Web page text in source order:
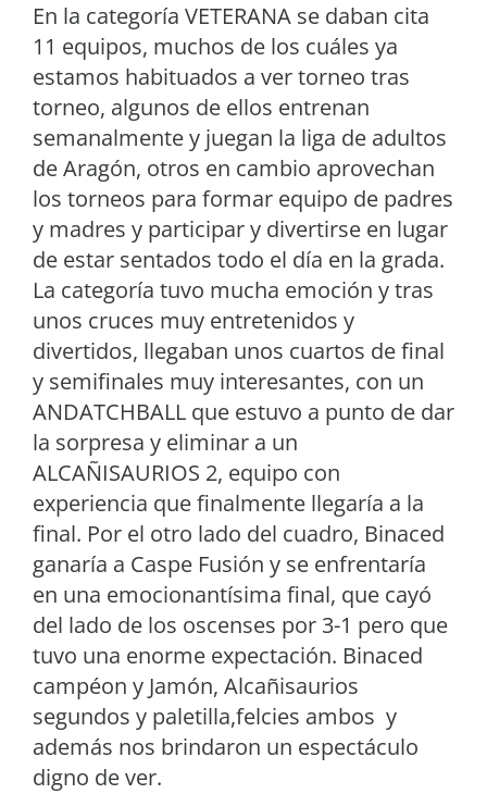
En la categoría VETERANA se daban cita
11 equipos, muchos de los cuáles ya
estamos habituados a ver torneo tras
torneo, algunos de ellos entrenan
semanalmente y juegan la liga de adultos
de Aragón, otros en cambio aprovechan
los torneos para formar equipo de padres
y madres y participar y divertirse en lugar
de estar sentados todo el día en la grada.
La categoría tuvo mucha emoción y tras
unos cruces muy entretenidos y
divertidos, llegaban unos cuartos de final
y semifinales muy interesantes, con un
ANDATCHBALL que estuvo a punto de dar
la sorpresa y eliminar a un
ALCAÑISAURIOS 2, equipo con
experiencia que finalmente llegaría a la
final. Por el otro lado del cuadro, Binaced
ganaría a Caspe Fusión y se enfrentaría
en una emocionantísima final, que cayó
del lado de los oscenses por 3-1 pero que
tuvo una enorme expectación. Binaced
campéon y Jamón, Alcañisaurios
segundos y paletilla,felcies ambos y
además nos brindaron un espectáculo
digno de ver.